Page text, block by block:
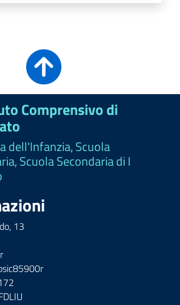
Comprensivo di
dell'Infanzia, Scuola
Scuola Secondaria di I
13